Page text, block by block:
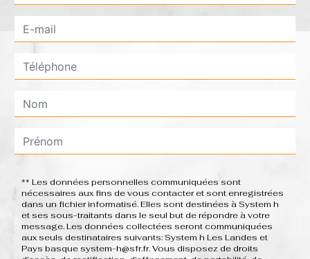
** Les données personnelles communiquées sont
nécessaires aux fins de vous contacter et sont enregistrées
dans un fichier informatisé. Elles sont destinées à System h
et ses sous-traitants dans le seul but de répondre à votre
message. Les données collectées seront communiquées
aux seuls destinataires suivants: System h Les Landes et
Pays basque system-h@sfr.fr. Vous disposez de droits